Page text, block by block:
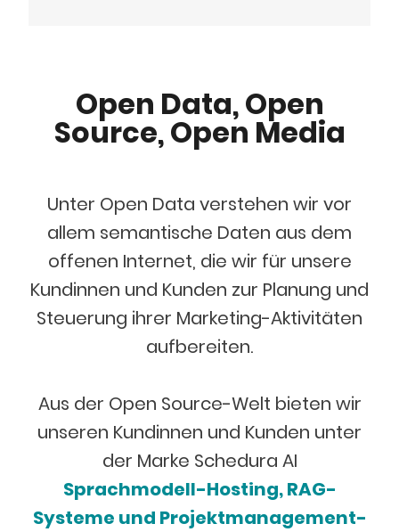
Open Data, Open
Source, Open Media
Unter Open Data verstehen wir vor
allem semantische Daten aus dem
offenen Internet, die wir für unsere
Kundinnen und Kunden zur Planung und
Steuerung ihrer Marketing-Aktivitäten
aufbereiten.
Aus der Open Source-Welt bieten wir
unseren Kundinnen und Kunden unter
der Marke Schedura AI
Sprachmodell-Hosting, RAG-
Systeme und Projektmanagement-